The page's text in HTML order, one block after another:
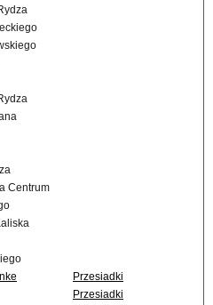
Centrum
Przesiadki
Przesiadki